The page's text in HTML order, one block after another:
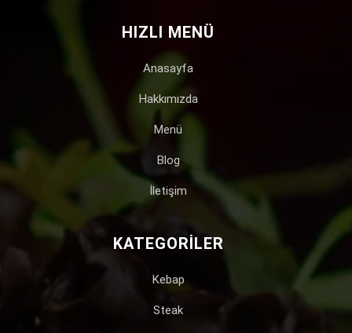
HIZLI MENÜ
Anasayfa
Hakkımızda
Menü
Blog
İletişim
KATEGORILER
Kebap
Steak